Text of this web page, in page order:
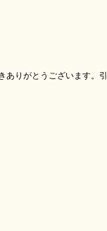
ありがとうございます。引